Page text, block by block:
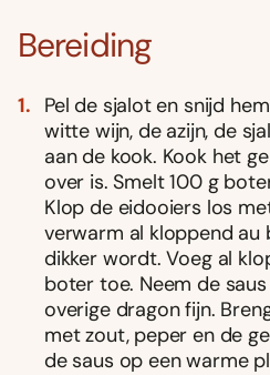
Bereiding
Pel de sjalot en snijd
witte wijn, de azijn, de
aan de kook. Kook het
over is. Smelt 100 g
Klop de eidooiers los
verwarm al kloppend
dikker wordt. Voeg al
boter toe. Neem de
overige dragon fijn.
met zout, peper en de
de saus op een warme